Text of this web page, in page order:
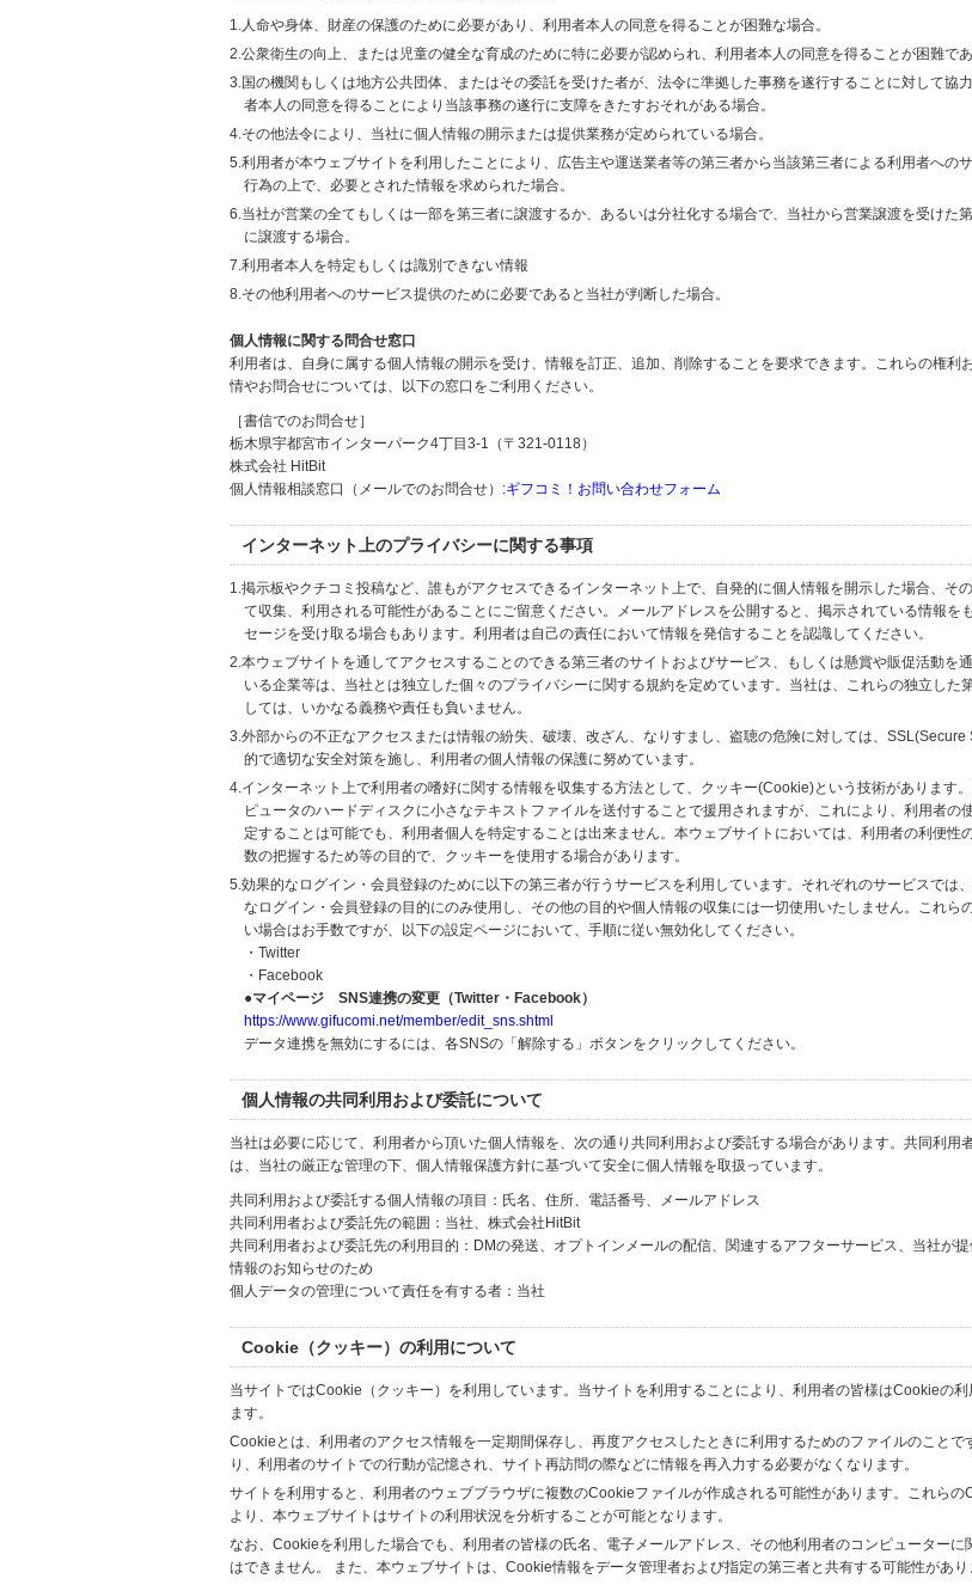
1.人命や身体、財産の保護のために必要があり、利用者本人の同意を得ることが困難な場合。
2.公衆衛生の向上、または児童の健全な育成のために特に必要が認められ、利用者本人の同意を得ることが困難であ
3.国の機関もしくは地方公共団体、またはその委託を受けた者が、法令に準拠した事務を遂行することに対して協
者本人の同意を得ることにより当該事務の遂行に支障をきたすおそれがある場合。
4.その他法令により、当社に個人情報の開示または提供業務が定められている場合。
5.利用者が本ウェブサイトを利用したことにより、広告主や運送業者等の第三者から当該第三者による利用者への
行為の上で、必要とされた情報を求められた場合。
6.当社が営業の全てもしくは一部を第三者に譲渡するか、あるいは分社化する場合で、当社から営業譲渡を受けた
に譲渡する場合。
7.利用者本人を特定もしくは識別できない情報
8.その他利用者へのサービス提供のために必要であると当社が判断した場合。
個人情報に関する問合せ窓口
利用者は、自身に属する個人情報の開示を受け、情報を訂正、追加、削除することを要求できます。これらの権利
情やお問合せについては、以下の窓口をご利用ください。
［書信でのお問合せ］
栃木県宇都宮市インターパーク4丁目3-1（〒321-0118）
株式会社 HitBit
個人情報相談窓口（メールでのお問合せ）:ギフコミ！お問い合わせフォーム
インターネット上のプライバシーに関する事項
1.掲示板やクチコミ投稿など、誰もがアクセスできるインターネット上で、自発的に個人情報を開示した場合、そ
て収集、利用される可能性があることにご留意ください。メールアドレスを公開すると、掲示されている情報を
セージを受け取る場合もあります。利用者は自己の責任において情報を発信することを認識してください。
2.本ウェブサイトを通してアクセスすることのできる第三者のサイトおよびサービス、もしくは懸賞や販促活動を
いる企業等は、当社とは独立した個々のプライバシーに関する規約を定めています。当社は、これらの独立した
しては、いかなる義務や責任も負いません。
3.外部からの不正なアクセスまたは情報の紛失、破壊、改ざん、なりすまし、盗聴の危険に対しては、SSL(Secure
的で適切な安全対策を施し、利用者の個人情報の保護に努めています。
4.インターネット上で利用者の嗜好に関する情報を収集する方法として、クッキー(Cookie)という技術があります
ピュータのハードディスクに小さなテキストファイルを送付することで援用されますが、これにより、利用者の
定することは可能でも、利用者個人を特定することは出来ません。本ウェブサイトにおいては、利用者の利便性
数の把握するため等の目的で、クッキーを使用する場合があります。
5.効果的なログイン・会員登録のために以下の第三者が行うサービスを利用しています。それぞれのサービスでは
なログイン・会員登録の目的にのみ使用し、その他の目的や個人情報の収集には一切使用いたしません。これら
い場合はお手数ですが、以下の設定ページにおいて、手順に従い無効化してください。
・Twitter
・Facebook
●マイページ SNS連携の変更（Twitter・Facebook）
https://www.gifucomi.net/member/edit_sns.shtml
データ連携を無効にするには、各SNSの「解除する」ボタンをクリックしてください。
個人情報の共同利用および委託について
当社は必要に応じて、利用者から頂いた個人情報を、次の通り共同利用および委託する場合があります。共同利用
は、当社の厳正な管理の下、個人情報保護方針に基づいて安全に個人情報を取扱っています。
共同利用および委託する個人情報の項目：氏名、住所、電話番号、メールアドレス
共同利用者および委託先の範囲：当社、株式会社HitBit
共同利用者および委託先の利用目的：DMの発送、オプトインメールの配信、関連するアフターサービス、当社が
情報のお知らせのため
個人データの管理について責任を有する者：当社
Cookie（クッキー）の利用について
当サイトではCookie（クッキー）を利用しています。当サイトを利用することにより、利用者の皆様はCookieの利
ます。
Cookieとは、利用者のアクセス情報を一定期間保存し、再度アクセスしたときに利用するためのファイルのことで
り、利用者のサイトでの行動が記憶され、サイト再訪問の際などに情報を再入力する必要がなくなります。
サイトを利用すると、利用者のウェブブラウザに複数のCookieファイルが作成される可能性があります。これらの
より、本ウェブサイトはサイトの利用状況を分析することが可能となります。
なお、Cookieを利用した場合でも、利用者の皆様の氏名、電子メールアドレス、その他利用者のコンピューターに
はできません。 また、本ウェブサイトは、Cookie情報をデータ管理者および指定の第三者と共有する可能性があり